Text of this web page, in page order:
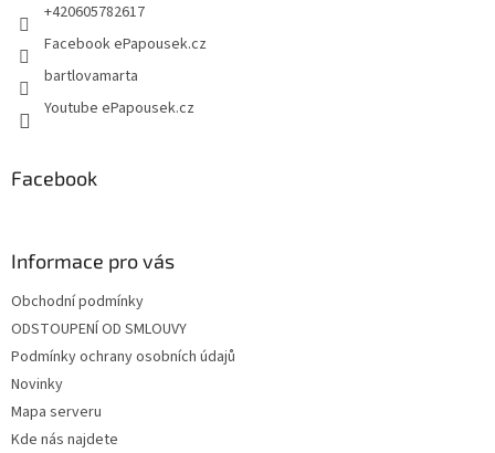
+420605782617
Facebook ePapousek.cz
bartlovamarta
Youtube ePapousek.cz
Facebook
Informace pro vás
Obchodní podmínky
ODSTOUPENÍ OD SMLOUVY
Podmínky ochrany osobních údajů
Novinky
Mapa serveru
Kde nás najdete